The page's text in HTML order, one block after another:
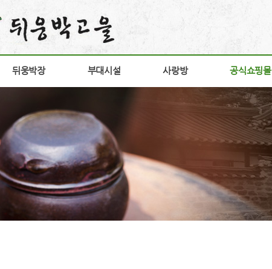
뒤웅박장 부대시설 사랑방 공식쇼핑몰
뒤웅박장 부대시설 사랑방 공식쇼핑몰
상품소개
연구개발
구절초고추장
가비향
전시판매장
홍보동영상